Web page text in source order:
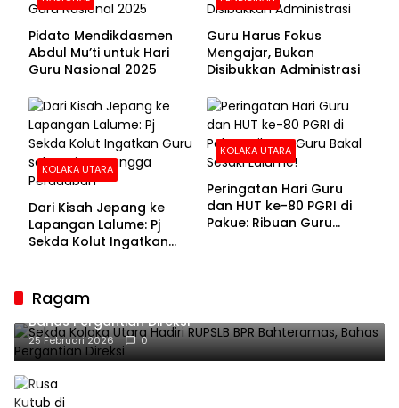
Pidato Mendikdasmen
Abdul Mu’ti untuk Hari
Guru Nasional 2025
Guru Harus Fokus
Mengajar, Bukan
Disibukkan Administrasi
KOLAKA UTARA
Dari Kisah Jepang ke
Lapangan Lalume: Pj
Sekda Kolut Ingatkan
KOLAKA UTARA
Peringatan Hari Guru
dan HUT ke-80 PGRI di
Pakue: Ribuan Guru
Ragam
Sekda Kolaka Utara Hadiri RUPSLB BPR Bahteramas,
Bahas Pergantian Direksi
25 Februari 2026 0